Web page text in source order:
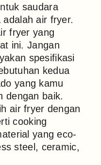
saudara
air fryer.
fryer yang
ini. Jangan
spesifikasi
kedua
yang kamu
dengan baik.
air fryer dengan
cooking
yang eco-
steel, ceramic,